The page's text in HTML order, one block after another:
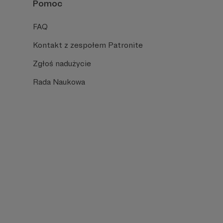
Pomoc
FAQ
Kontakt z zespołem Patronite
Zgłoś nadużycie
Rada Naukowa